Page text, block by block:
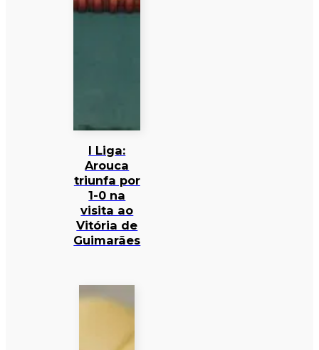
I Liga:
Arouca
triunfa por
1-0 na
visita ao
Vitória de
Guimarães